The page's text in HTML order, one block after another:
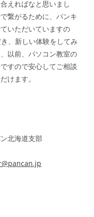
えればなと思いまし
繋がるために、パンキ
いただいていますの
、新しい体験をしてみ
以前、パソコン教室の
すので安心してご相談
けます。
北海道支部